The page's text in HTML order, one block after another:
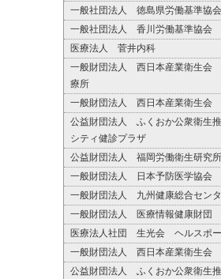
一般社団法人 徳島県労働基準協
一般社団法人 香川労働基準協会
医療法人 菅井内科
一般財団法人 西日本産業衛生会
療所
一般財団法人 西日本産業衛生会
公益財団法人 ふくおか公衆衛生
シティ健診プラザ
公益財団法人 福岡労働衛生研究所
一般財団法人 日本予防医学協会
一般財団法人 九州健康総合セン
一般財団法人 医療情報健康財団
医療法人社団 生光会 ヘルスポ
一般財団法人 西日本産業衛生会
公益財団法人 ふくおか公衆衛生